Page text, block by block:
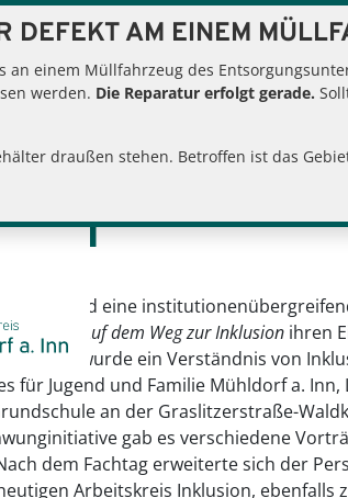
DEFEKT AM EINEM
an einem Müllfahrzeug des
werden. Die Reparatur erfolgt gerade.
draußen stehen. Betroffen ist das
a. Inn fand eine
Thema
Auf dem Weg zur Inklusion ihren
wurde ein Verständnis von
für Jugend und Familie Mühldorf a.
an der Graslitzerstraße-
gab es verschiedene
dem Fachtag erweiterte sich der
Arbeitskreis Inklusion,